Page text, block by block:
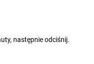
następnie odciśnij.